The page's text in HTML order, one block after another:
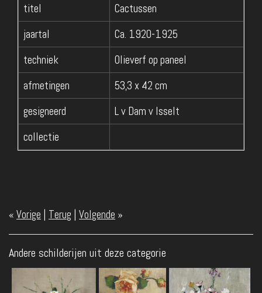
titel
Cactussen
jaartal
Ca. 1920-1925
techniek
Olieverf op paneel
afmetingen
53,3 x 42 cm
gesigneerd
L v Dam v Isselt
collectie
« Vorige | Terug | Volgende »
Andere schilderijen uit deze categorie